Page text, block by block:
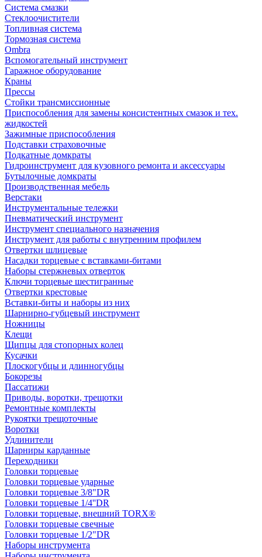
Система смазки
Стеклоочистители
Топливная система
Тормозная система
Ombra
Вспомогательный инструмент
Гаражное оборудование
Краны
Прессы
Стойки трансмиссионные
Приспособления для замены консистентных смазок и тех.
жидкостей
Зажимные приспособления
Подставки страховочные
Подкатные домкраты
Гидроинструмент для кузовного ремонта и аксессуары
Бутылочные домкраты
Производственная мебель
Верстаки
Инструментальные тележки
Пневматический инструмент
Инструмент специального назначения
Инструмент для работы с внутренним профилем
Отвертки шлицевые
Насадки торцевые с вставками-битами
Наборы стержневых отверток
Ключи торцевые шестигранные
Отвертки крестовые
Вставки-биты и наборы из них
Шарнирно-губцевый инструмент
Ножницы
Клещи
Щипцы для стопорных колец
Кусачки
Плоскогубцы и длинногубцы
Бокорезы
Пассатижи
Приводы, воротки, трещотки
Ремонтные комплекты
Рукоятки трещоточные
Воротки
Удлинители
Шарниры карданные
Переходники
Головки торцевые
Головки торцевые ударные
Головки торцевые 3/8"DR
Головки торцевые 1/4''DR
Головки торцевые, внешний TORX®
Головки торцевые свечные
Головки торцевые 1/2"DR
Наборы инструмента